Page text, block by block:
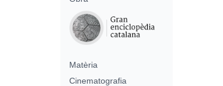
Matèria
Cinematografia